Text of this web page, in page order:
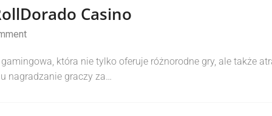
Casino
która nie tylko oferuje różnorodne gry, ale także
nagradzanie graczy za…